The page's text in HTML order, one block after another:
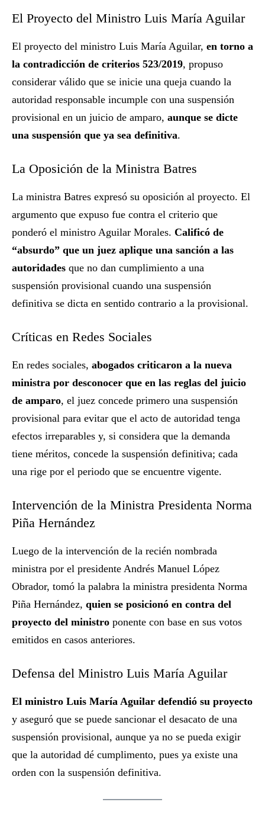
El Proyecto del Ministro Luis María Aguilar
El proyecto del ministro Luis María Aguilar, en torno a
la contradicción de criterios 523/2019, propuso
considerar válido que se inicie una queja cuando la
autoridad responsable incumple con una suspensión
provisional en un juicio de amparo, aunque se dicte
una suspensión que ya sea definitiva.
La Oposición de la Ministra Batres
La ministra Batres expresó su oposición al proyecto. El
argumento que expuso fue contra el criterio que
ponderó el ministro Aguilar Morales. Calificó de
“absurdo” que un juez aplique una sanción a las
autoridades que no dan cumplimiento a una
suspensión provisional cuando una suspensión
definitiva se dicta en sentido contrario a la provisional.
Críticas en Redes Sociales
En redes sociales, abogados criticaron a la nueva
ministra por desconocer que en las reglas del juicio
de amparo, el juez concede primero una suspensión
provisional para evitar que el acto de autoridad tenga
efectos irreparables y, si considera que la demanda
tiene méritos, concede la suspensión definitiva; cada
una rige por el periodo que se encuentre vigente.
Intervención de la Ministra Presidenta Norma
Piña Hernández
Luego de la intervención de la recién nombrada
ministra por el presidente Andrés Manuel López
Obrador, tomó la palabra la ministra presidenta Norma
Piña Hernández, quien se posicionó en contra del
proyecto del ministro ponente con base en sus votos
emitidos en casos anteriores.
Defensa del Ministro Luis María Aguilar
El ministro Luis María Aguilar defendió su proyecto
y aseguró que se puede sancionar el desacato de una
suspensión provisional, aunque ya no se pueda exigir
que la autoridad dé cumplimento, pues ya existe una
orden con la suspensión definitiva.